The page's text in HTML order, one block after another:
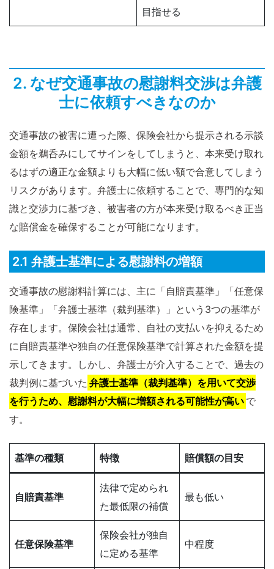
目指せる
2. なぜ交通事故の慰謝料交渉は弁護
士に依頼すべきなのか
交通事故の被害に遭った際、保険会社から提示される示談
金額を鵜呑みにしてサインをしてしまうと、本来受け取れ
るはずの適正な金額よりも大幅に低い額で合意してしまう
リスクがあります。弁護士に依頼することで、専門的な知
識と交渉力に基づき、被害者の方が本来受け取るべき正当
な賠償金を確保することが可能になります。
2.1 弁護士基準による慰謝料の増額
交通事故の慰謝料計算には、主に「自賠責基準」「任意保
険基準」「弁護士基準（裁判基準）」という3つの基準が
存在します。保険会社は通常、自社の支払いを抑えるため
に自賠責基準や独自の任意保険基準で計算された金額を提
示してきます。しかし、弁護士が介入することで、過去の
裁判例に基づいた 弁護士基準（裁判基準）を用いて交渉
を行うため、慰謝料が大幅に増額される可能性が高い で
す。
基準の種類 特徴 賠償額の目安
自賠責基準
法律で定められ
た最低限の補償
最も低い
任意保険基準
保険会社が独自
に定める基準
中程度